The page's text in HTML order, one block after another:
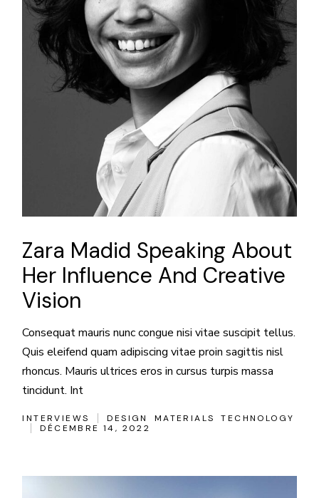
Zara Madid Speaking About
Her Influence And Creative
Vision
Consequat mauris nunc congue nisi vitae suscipit tellus.
Quis eleifend quam adipiscing vitae proin sagittis nisl
rhoncus. Mauris ultrices eros in cursus turpis massa
tincidunt. Int
INTERVIEWS DESIGN MATERIALS
TECHNOLOGY
DÉCEMBRE 14, 2022